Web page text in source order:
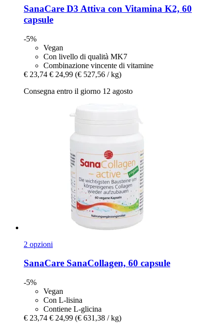
SanaCare D3 Attiva con Vitamina K2, 60
capsule
-5%
Vegan
Con livello di qualità MK7
Combinazione vincente di vitamine
€ 23,74 € 24,99 (€ 527,56 / kg)
Consegna entro il giorno 12 agosto
2 opzioni
SanaCare SanaCollagen, 60 capsule
-5%
Vegan
Con L-lisina
Contiene L-glicina
€ 23,74 € 24,99 (€ 631,38 / kg)